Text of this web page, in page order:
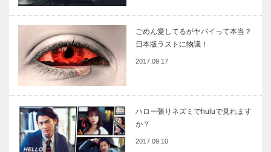
ごめん愛してるがヤバイって本当？
日本版ラストに物議！
2017.09.17
ハロー張りネズミでhuluで見れます
か？
2017.09.10